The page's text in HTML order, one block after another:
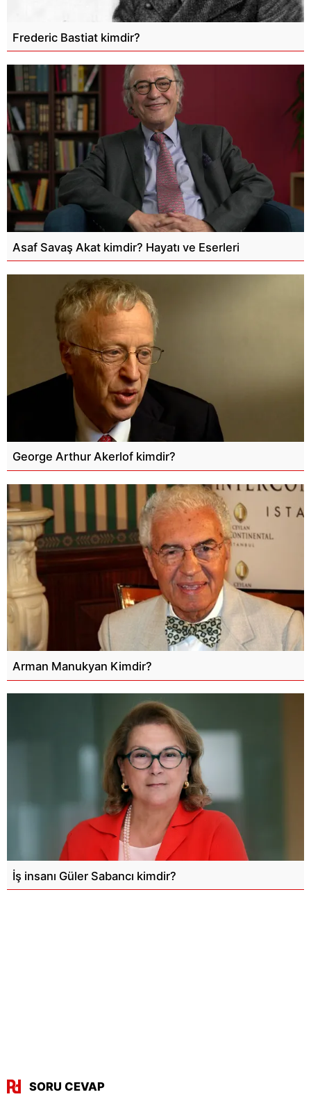
Frederic Bastiat kimdir?
Asaf Savaş Akat kimdir? Hayatı ve Eserleri
George Arthur Akerlof kimdir?
Arman Manukyan Kimdir?
İş insanı Güler Sabancı kimdir?
SORU CEVAP